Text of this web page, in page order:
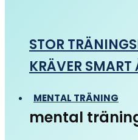
STOR
KRÄVER
MENTAL TRÄNING
mental